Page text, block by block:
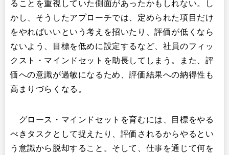
ることを重視していた側面があったかもしれない。し
かし、そうしたアプローチでは、定められた項目だけ
をやればいいという考えを招いたり、評価が低くなら
ないよう、目標を低めに設定するなど、社員のフィッ
クスト・マインドセットを助長してしまう。また、評
価への意識が過敏になるため、評価結果への納得性も
高まりづらくなる。
グロース・マインドセットを育むには、目標をやる
べきタスクとして捉えたり、評価されるからやるとい
う意識から脱却すること。そして、仕事を通じて何を